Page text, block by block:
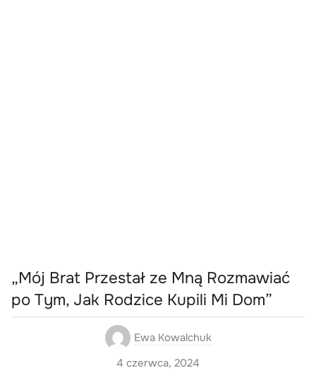
„Mój Brat Przestał ze Mną Rozmawiać
po Tym, Jak Rodzice Kupili Mi Dom”
Ewa Kowalchuk
4 czerwca, 2024